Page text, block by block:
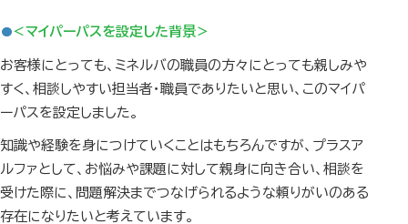
＜マイパーパスを設定した背景＞
お客様にとっても、ミネルバの職員の方々にとっても親しみや
すく、相談しやすい担当者・職員でありたいと思い、このマイパ
ーパスを設定しました。
知識や経験を身につけていくことはもちろんですが、プラスア
ルファとして、お悩みや課題に対して親身に向き合い、相談を
受けた際に、問題解決までつなげられるような頼りがいのある
存在になりたいと考えています。